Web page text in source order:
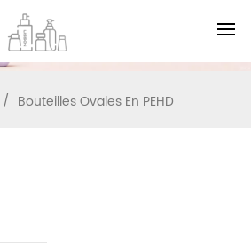
RECHERCHE
/ Bouteilles Ovales En PEHD